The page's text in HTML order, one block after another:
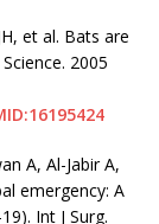
et al. Bats are
2005
A, Al-Jabir A,
emergency: A
Int J Surg.